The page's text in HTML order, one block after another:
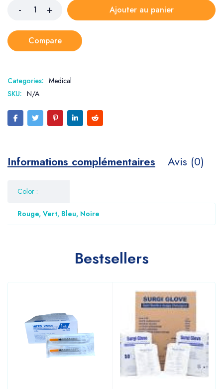
Ajouter au panier
Compare
Categories: Medical
SKU: N/A
Informations complémentaires Avis (0)
Color :
Rouge, Vert, Bleu, Noire
Bestsellers